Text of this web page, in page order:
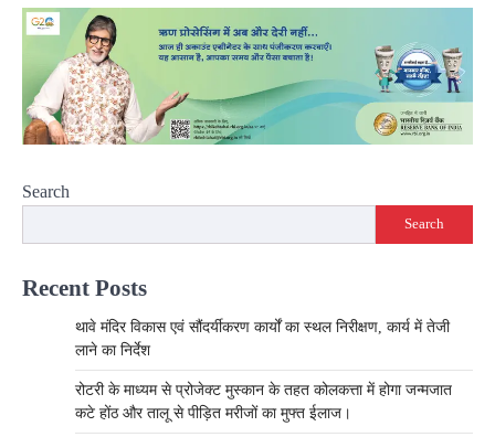
Search
Search
Recent Posts
थावे मंदिर विकास एवं सौंदर्यीकरण कार्यों का स्थल निरीक्षण, कार्य में तेजी
लाने का निर्देश
रोटरी के माध्यम से प्रोजेक्ट मुस्कान के तहत कोलकत्ता में होगा जन्मजात
कटे होंठ और तालू से पीड़ित मरीजों का मुफ्त ईलाज।